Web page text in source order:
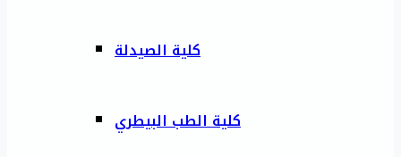
كلية الصيدلة
كلية الطب البيطري